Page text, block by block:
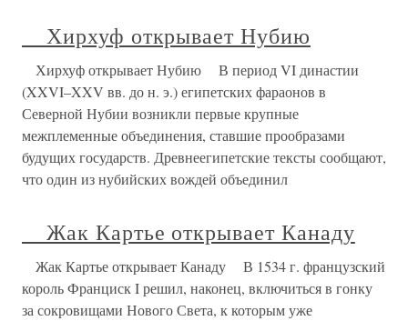
Хирхуф открывает Нубию
Хирхуф открывает Нубию В период VI династии
(XXVI–XXV вв. до н. э.) египетских фараонов в
Северной Нубии возникли первые крупные
межплеменные объединения, ставшие прообразами
будущих государств. Древнеегипетские тексты сообщают,
что один из нубийских вождей объединил
Жак Картье открывает Канаду
Жак Картье открывает Канаду В 1534 г. французский
король Франциск I решил, наконец, включиться в гонку
за сокровищами Нового Света, к которым уже